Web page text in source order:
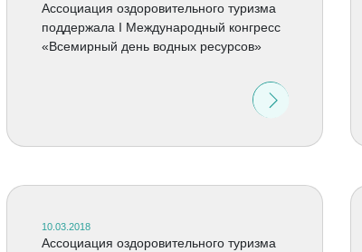
Ассоциация оздоровительного туризма
поддержала I Международный конгресс
«Всемирный день водных ресурсов»
10.03.2018
Ассоциация оздоровительного туризма